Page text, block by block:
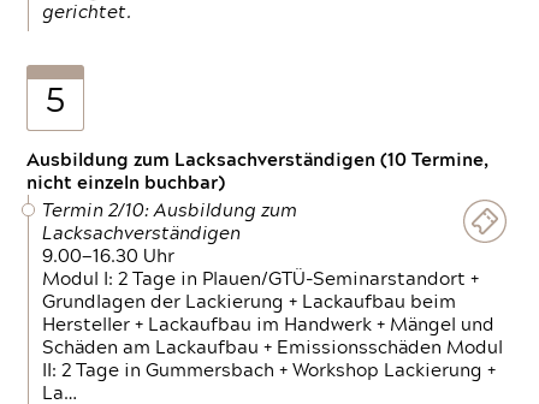
gerichtet.
5
Ausbildung zum Lacksachverständigen (10 Termine,
nicht einzeln buchbar)
Termin 2/10: Ausbildung zum
Lacksachverständigen
9.00—16.30 Uhr
Modul I: 2 Tage in Plauen/GTÜ-Seminarstandort +
Grundlagen der Lackierung + Lackaufbau beim
Hersteller + Lackaufbau im Handwerk + Mängel und
Schäden am Lackaufbau + Emissionsschäden Modul
II: 2 Tage in Gummersbach + Workshop Lackierung +
La…